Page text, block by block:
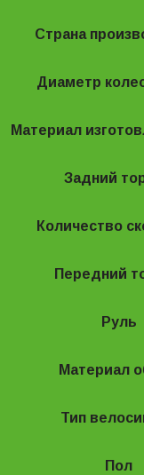
Страна
Диаметр
Материал
Задний
Количество
Передний
Руль
Материал
Тип
Пол